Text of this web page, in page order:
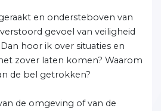
en ondersteboven van
gevoel van veiligheid
hoor ik over situaties en
zover laten komen? Waarom
de bel getrokken?
de omgeving of van de